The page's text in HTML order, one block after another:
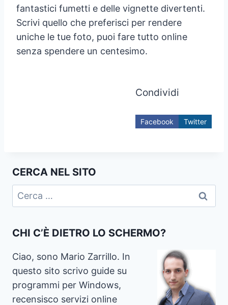
fantastici fumetti e delle vignette divertenti.
Scrivi quello che preferisci per rendere
uniche le tue foto, puoi fare tutto online
senza spendere un centesimo.
Condividi
Facebook Twitter
CERCA NEL SITO
Ricerca
per:
CHI C’È DIETRO LO SCHERMO?
Ciao, sono Mario Zarrillo. In
questo sito scrivo guide su
programmi per Windows,
recensisco servizi online